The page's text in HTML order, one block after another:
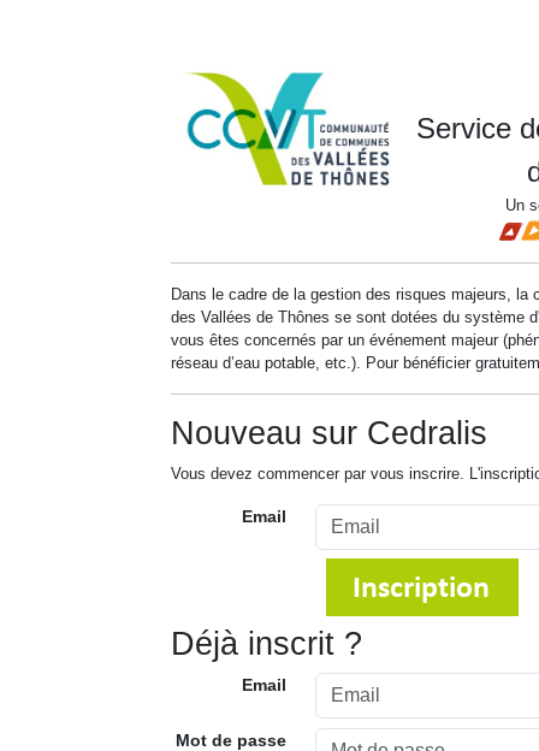
Service
Un
Dans le cadre de la gestion des risques majeurs,
des Vallées de Thônes se sont dotées du système
vous êtes concernés par un événement majeur
réseau d’eau potable, etc.). Pour bénéficier
Nouveau sur Cedralis
Vous devez commencer par vous inscrire.
Email
Déjà inscrit ?
Email
Mot de passe